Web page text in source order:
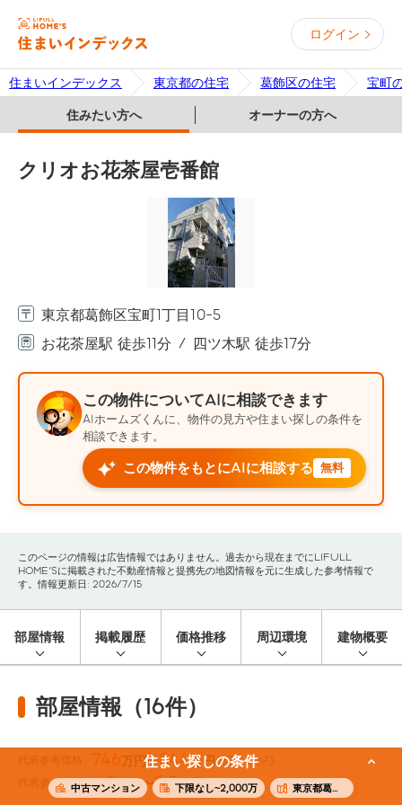
ログイン
住まいインデックス 東京都の住宅 葛飾区の住宅 宝町
住みたい方へ オーナーの方へ
住まい探しの条件
中古マンション 下限なし~2,000万 東京都葛飾区
クリオお花茶屋壱番館
東京都葛飾区宝町1丁目10-5
お花茶屋駅 徒歩11分
四ツ木駅 徒歩17分
この物件についてAIに相談できます
AIホームズくんに、物件の見方や住まい探しの条件を
相談できます。
この物件をもとにAIに相談する 無料
このページの情報は広告情報ではありません。過去から現在までにLIFULL
HOME'Sに掲載された不動産情報と提携先の地図情報を元に生成した参考情報で
す。情報更新日: 2026/7/15
部屋情報 掲載履歴 価格推移 周辺環境 建物概要
部屋情報（16件）
746 万円〜844万円(18.54m²)
代表参考賃料 4.9 万円〜5.5万円(18.54m²)